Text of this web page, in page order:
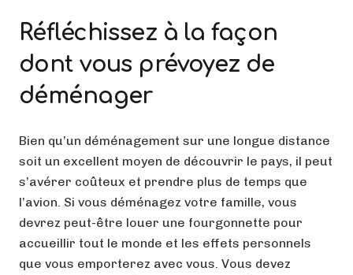
Réfléchissez à la façon
dont vous prévoyez de
déménager
Bien qu’un déménagement sur une longue distance
soit un excellent moyen de découvrir le pays, il peut
s’avérer coûteux et prendre plus de temps que
l’avion. Si vous déménagez votre famille, vous
devrez peut-être louer une fourgonnette pour
accueillir tout le monde et les effets personnels
que vous emporterez avec vous. Vous devez